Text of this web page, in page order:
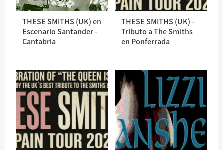
THESE SMITHS (UK) en
Escenario Santander -
Cantabria
THESE SMITHS (UK) -
Tributo a The Smiths
en Ponferrada